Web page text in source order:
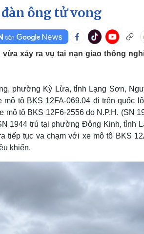
E-Magazine
Infographic
Ô tô - Xe máy
Tư vấn
Giải trí
Nghệ sĩ
Du
ông tử vong
xảy ra vụ tai nạn giao thông
phường Kỳ Lừa, tỉnh Lạng Sơn,
tô BKS 12FA-069.04 đi trên quốc
tô BKS 12F6-2556 do N.P.H. (SN
1944 trú tại phường Đông Kinh, tỉnh
tiếp tục va chạm với xe mô tô BKS
khiển.